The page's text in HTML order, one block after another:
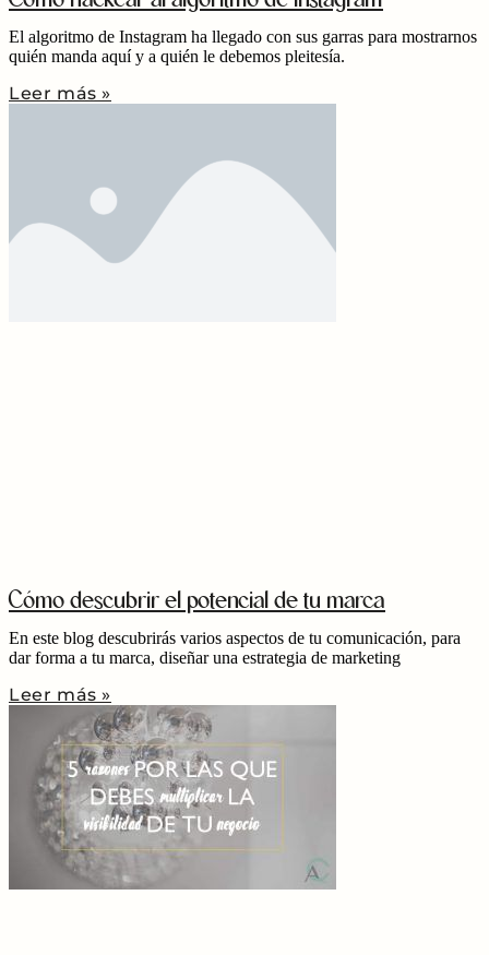
El algoritmo de Instagram ha llegado con sus garras para mostrarnos
quién manda aquí y a quién le debemos pleitesía.
Leer más »
Cómo descubrir el potencial de tu marca
En este blog descubrirás varios aspectos de tu comunicación, para
dar forma a tu marca, diseñar una estrategia de marketing
Leer más »